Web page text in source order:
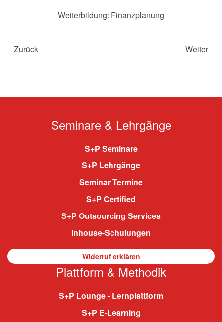
Weiterbildung: Finanzplanung
Zurück Weiter
Seminare & Lehrgänge
S+P Seminare
S+P Lehrgänge
Seminar Termine
S+P Certified
S+P Outsourcing Services
Inhouse-Schulungen
Widerruf erklären
Plattform & Methodik
S+P Lounge - Lernplattform
S+P E-Learning